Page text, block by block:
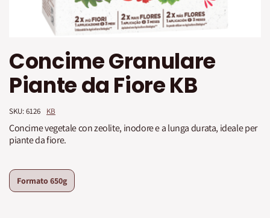
all'inizio
della
galleria
di
Concime Granulare
Piante da Fiore KB
SKU: 6126 KB
Concime vegetale con zeolite, inodore e a lunga durata, ideale per
piante da fiore.
Formato650g